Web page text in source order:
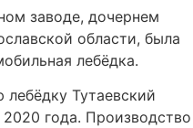
заводе, дочернем
области, была
лебёдка.
Тутаевский
года. Производство